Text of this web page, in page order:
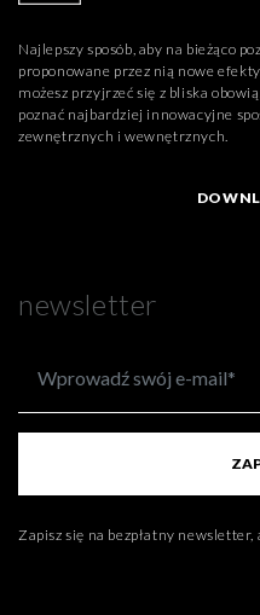
Najlepszy sposób, aby na bieżąco
proponowane przez nią nowe
możesz przyjrzeć się z bliska
poznać najbardziej innowacyjne
zewnętrznych i wewnętrznych.
newsletter
Zapisz się na bezpłatny newsletter,